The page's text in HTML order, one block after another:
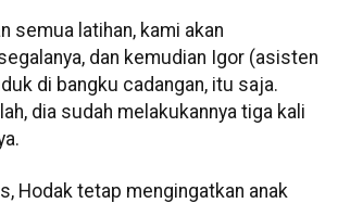
semua latihan, kami akan
dan kemudian Igor (asisten
di bangku cadangan, itu saja.
dia sudah melakukannya tiga kali
Hodak tetap mengingatkan anak